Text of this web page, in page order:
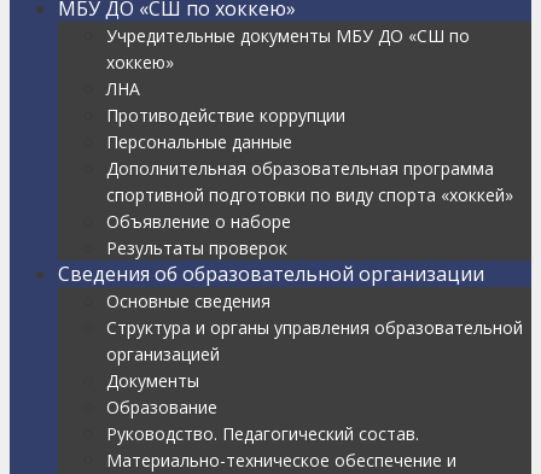
МБУ ДО «СШ по хоккею»
Учредительные документы МБУ ДО «СШ по
хоккею»
ЛНА
Противодействие коррупции
Персональные данные
Дополнительная образовательная программа
спортивной подготовки по виду спорта «хоккей»
Объявление о наборе
Результаты проверок
Сведения об образовательной организации
Основные сведения
Структура и органы управления образовательной
организацией
Документы
Образование
Руководство. Педагогический состав.
Материально-техническое обеспечение и